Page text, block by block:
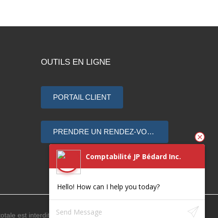
OUTILS EN LIGNE
PORTAIL CLIENT
PRENDRE UN RENDEZ-VOUS
est interdite.
Comptabilité JP Bédard Inc.
Hello! How can I help you today?